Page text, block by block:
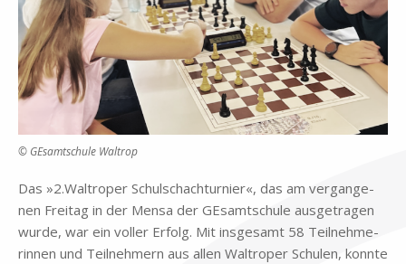
© GEsamtschule Waltrop
Das »2.Waltroper Schul­schach­tur­nier«, das am ver­gan­ge­
nen Frei­tag in der Men­sa der GE­samt­schu­le aus­ge­tra­gen
wur­de, war ein vol­ler Er­folg. Mit ins­ge­samt 58 Teil­neh­me­
rin­nen und Teil­neh­mern aus al­len Wal­tro­per Schu­len, konn­te